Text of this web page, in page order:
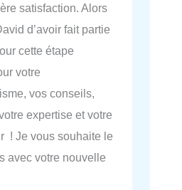
satisfaction. Alors
d’avoir fait partie
cette étape
votre
vos conseils,
expertise et votre
! Je vous souhaite le
avec votre nouvelle